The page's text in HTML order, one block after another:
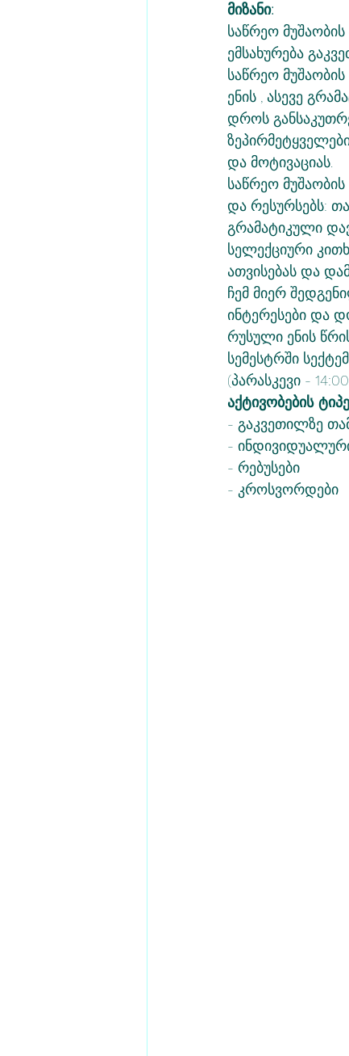
მიზანი:
საწრეო
ემსახურება
საწრეო
ენის , ასევე
დროს
და მოტივაციას.
საწრეო
და რესურსებს:
გრამატიკული
სელექციური
ათვისებას და
ჩემ მიერ
ინტერესები და
რუსული ენის
სემესტრში
(პარასკევი -
აქტივობების
- გაკვეთილზე
-
- რებუსები
- კროსვორდები